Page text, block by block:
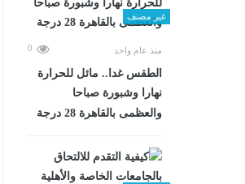
غير مصنف
منذ عام واحد 0
الطقس غدا.. مائل للحرارة
نهارا وشبورة صباحا
والعظمى بالقاهرة 28 درجة